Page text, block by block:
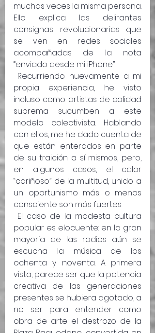
muchas veces la misma persona.
Ello explica las delirantes
consignas revolucionarias que
se ven en redes sociales
acompañadas de la nota
“enviado desde mi iPhone”.
propia experiencia, he visto
incluso como artistas de calidad
suprema sucumben a este
modelo colectivista. Hablando
con ellos, me he dado cuenta de
que están enterados en parte
de su traición a sí mismos, pero,
en algunos casos, el calor
“cariñoso” de la multitud, unido a
un oportunismo más o menos
consciente son más fuertes.
popular es elocuente: en la gran
mayoría de las radios aún se
escucha la música de los
ochenta y noventa. A primera
vista, parece ser que la potencia
creativa de las generaciones
presentes se hubiera agotado, a
no ser para entender como
obra de arte el destrozo de la